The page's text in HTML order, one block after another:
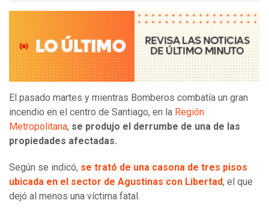
El pasado martes y mientras Bomberos combatía un gran
incendio en el centro de Santiago, en la Región
Metropolitana, se produjo el derrumbe de una de las
propiedades afectadas.
Según se indicó, se trató de una casona de tres pisos
ubicada en el sector de Agustinas con Libertad, el que
dejó al menos una víctima fatal.